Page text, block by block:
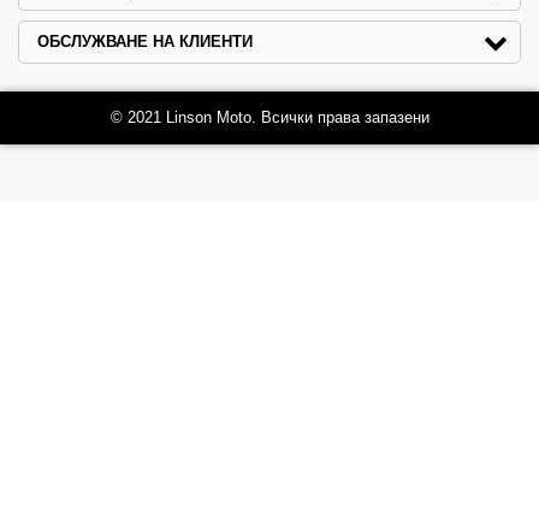
ОБСЛУЖВАНЕ НА КЛИЕНТИ
© 2021 Linson Moto. Всички права запазени